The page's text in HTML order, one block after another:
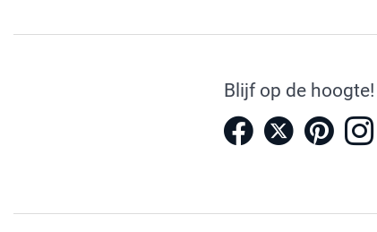
Blijf op de hoogte!